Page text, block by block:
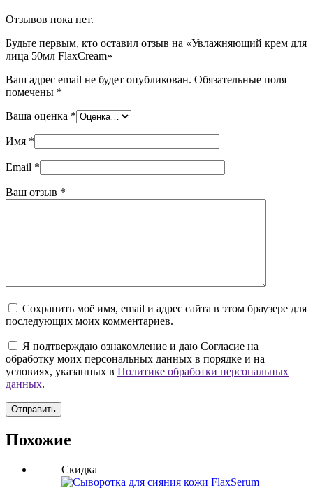
Отзывов пока нет.
Будьте первым, кто оставил отзыв на «Увлажняющий крем для
лица 50мл FlaxCream»
Ваш адрес email не будет опубликован. Обязательные поля
помечены *
Ваша оценка *
Имя *
Email *
Ваш отзыв *
Сохранить моё имя, email и адрес сайта в этом браузере для
последующих моих комментариев.
Я подтверждаю ознакомление и даю Согласие на
обработку моих персональных данных в порядке и на
условиях, указанных в Политике обработки персональных
данных.
Отправить
Похожие
Скидка